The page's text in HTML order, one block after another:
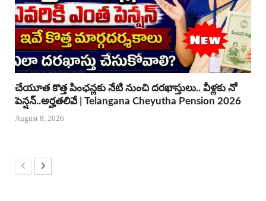
చేయూత కొత్త పింఛన్లకు నేటి నుంచి దరఖాస్తులు.. వీళ్లకు నో
పెన్షన్..అర్హతలివే | Telangana Cheyutha Pension 2026
August 8, 2026